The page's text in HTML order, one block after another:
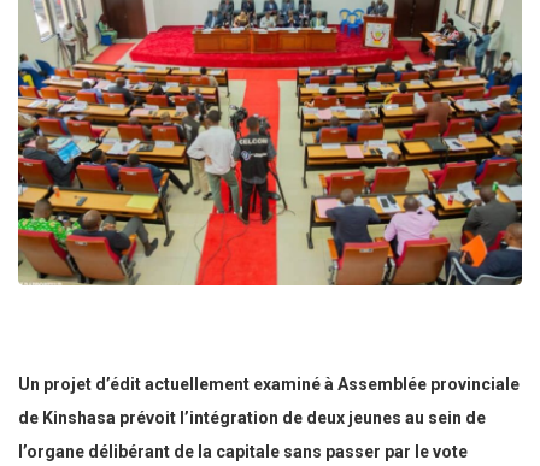
Un projet d’édit actuellement examiné à Assemblée provinciale
de Kinshasa prévoit l’intégration de deux jeunes au sein de
l’organe délibérant de la capitale sans passer par le vote